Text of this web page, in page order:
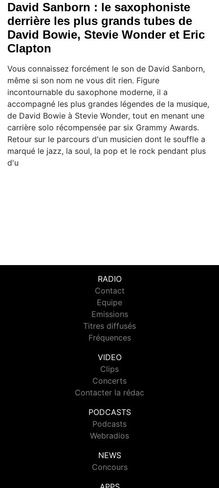
David Sanborn : le saxophoniste
derrière les plus grands tubes de
David Bowie, Stevie Wonder et Eric
Clapton
Vous connaissez forcément le son de David Sanborn,
même si son nom ne vous dit rien. Figure
incontournable du saxophone moderne, il a
accompagné les plus grandes légendes de la musique,
de David Bowie à Stevie Wonder, tout en menant une
carrière solo récompensée par six Grammy Awards.
Retour sur le parcours d'un musicien dont le souffle a
marqué le jazz, la soul, la pop et le rock pendant plus
d'u
RADIO
Contact
Equipe
Emissions
Titres diffusés
Fréquences
VIDEO
Clips
Concerts
Contacter la rédac
PODCASTS
Podcasts
Webradios
NEWS
Concours